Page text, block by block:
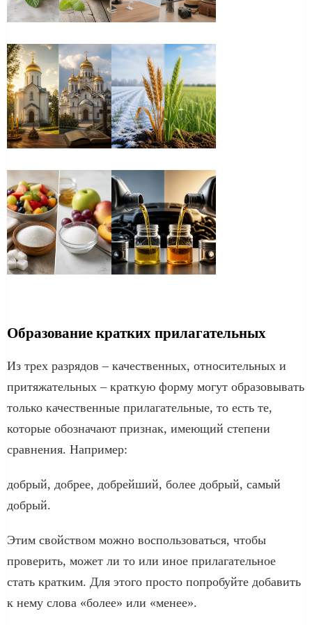
Образование кратких прилагательных
Из трех разрядов – качественных, относительных и
притяжательных – краткую форму могут образовывать
только качественные прилагательные, то есть те,
которые обозначают признак, имеющий степени
сравнения. Например:
добрый, добрее, добрейший, более добрый, самый
добрый.
Этим свойством можно воспользоваться, чтобы
проверить, может ли то или иное прилагательное
стать кратким. Для этого просто попробуйте добавить
к нему слова «более» или «менее».